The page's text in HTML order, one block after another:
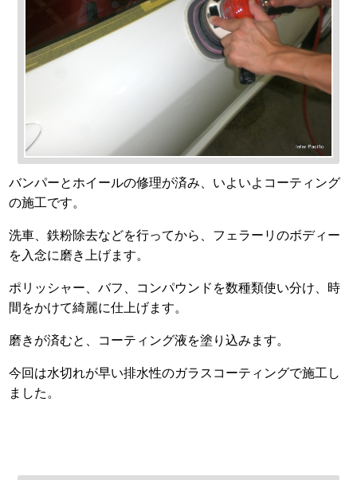
バンパーとホイールの修理が済み、いよいよコーティング
の施工です。
洗車、鉄粉除去などを行ってから、フェラーリのボディー
を入念に磨き上げます。
ポリッシャー、バフ、コンパウンドを数種類使い分け、時
間をかけて綺麗に仕上げます。
磨きが済むと、コーティング液を塗り込みます。
今回は水切れが早い排水性のガラスコーティングで施工し
ました。